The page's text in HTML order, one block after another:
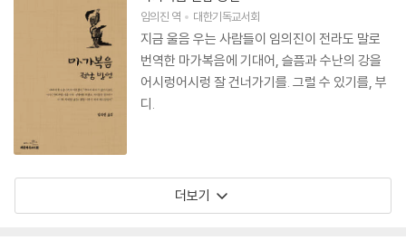
임의진 역 대한기독교서회
지금 울음 우는 사람들이 임의진이 전라도 말로
번역한 마가복음에 기대어, 슬픔과 수난의 강을
어시렁어시렁 잘 건너가기를. 그럴 수 있기를, 부
디.
더보기